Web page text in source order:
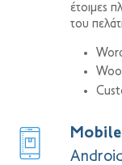
έτοιμες
του